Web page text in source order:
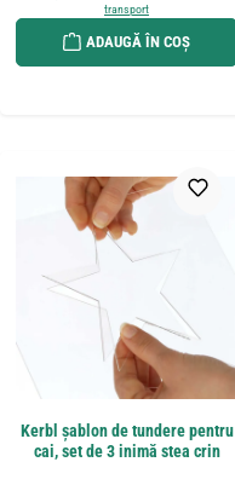
transport
ADAUGĂ ÎN COȘ
Kerbl șablon de tundere pentru
cai, set de 3 inimă stea crin